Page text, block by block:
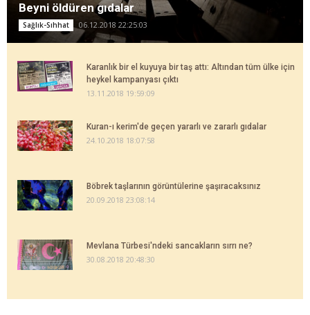
Beyni öldüren gıdalar
Sağlık-Sıhhat 06.12.2018 22:25:03
Karanlık bir el kuyuya bir taş attı: Altından tüm ülke için
heykel kampanyası çıktı
13.11.2018 19:59:09
Kuran-ı kerim'de geçen yararlı ve zararlı gıdalar
24.10.2018 18:07:58
Böbrek taşlarının görüntülerine şaşıracaksınız
20.09.2018 23:08:14
Mevlana Türbesi'ndeki sancakların sırrı ne?
30.08.2018 20:48:30